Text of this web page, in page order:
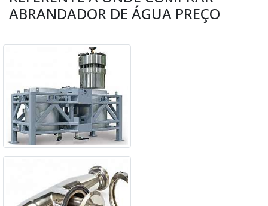
ABRANDADOR DE ÁGUA PREÇO